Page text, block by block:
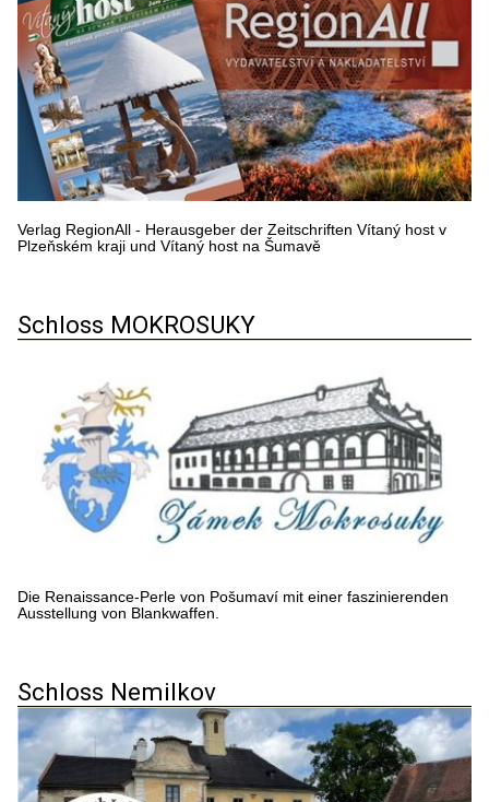
Verlag RegionAll - Herausgeber der Zeitschriften Vítaný host v
Plzeňském kraji und Vítaný host na Šumavě
Schloss MOKROSUKY
Die Renaissance-Perle von Pošumaví mit einer faszinierenden
Ausstellung von Blankwaffen.
Schloss Nemilkov